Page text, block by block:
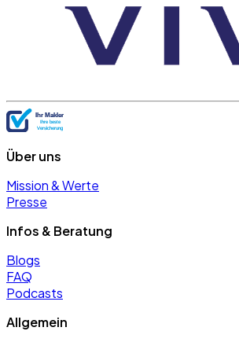
Über uns
Mission & Werte
Presse
Infos & Beratung
Blogs
FAQ
Podcasts
Allgemein